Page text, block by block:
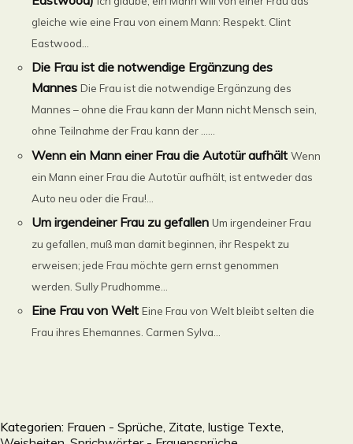
gleiche wie eine Frau von einem Mann: Respekt. Clint
Eastwood...
Die Frau ist die notwendige Ergänzung des
Mannes Die Frau ist die notwendige Ergänzung des
Mannes – ohne die Frau kann der Mann nicht Mensch sein,
ohne Teilnahme der Frau kann der ......
Wenn ein Mann einer Frau die Autotür aufhält Wenn
ein Mann einer Frau die Autotür aufhält, ist entweder das
Auto neu oder die Frau!...
Um irgendeiner Frau zu gefallen Um irgendeiner Frau
zu gefallen, muß man damit beginnen, ihr Respekt zu
erweisen; jede Frau möchte gern ernst genommen
werden. Sully Prudhomme...
Eine Frau von Welt Eine Frau von Welt bleibt selten die
Frau ihres Ehemannes. Carmen Sylva...
Kategorien: Frauen - Sprüche, Zitate, lustige Texte,